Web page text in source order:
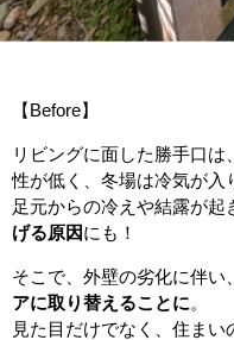
【Before】
リビングに面した勝手口は、
性が低く、冬場は冷気が入
足元からの冷えや結露が起
げる原因にも！
そこで、外壁の劣化に伴い
アに取り替えることに。
見た目だけでなく、住ま